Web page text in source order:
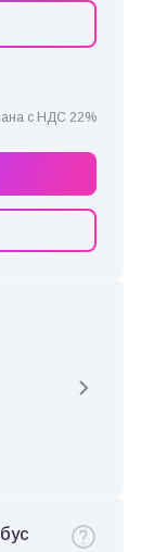
с НДС 22%